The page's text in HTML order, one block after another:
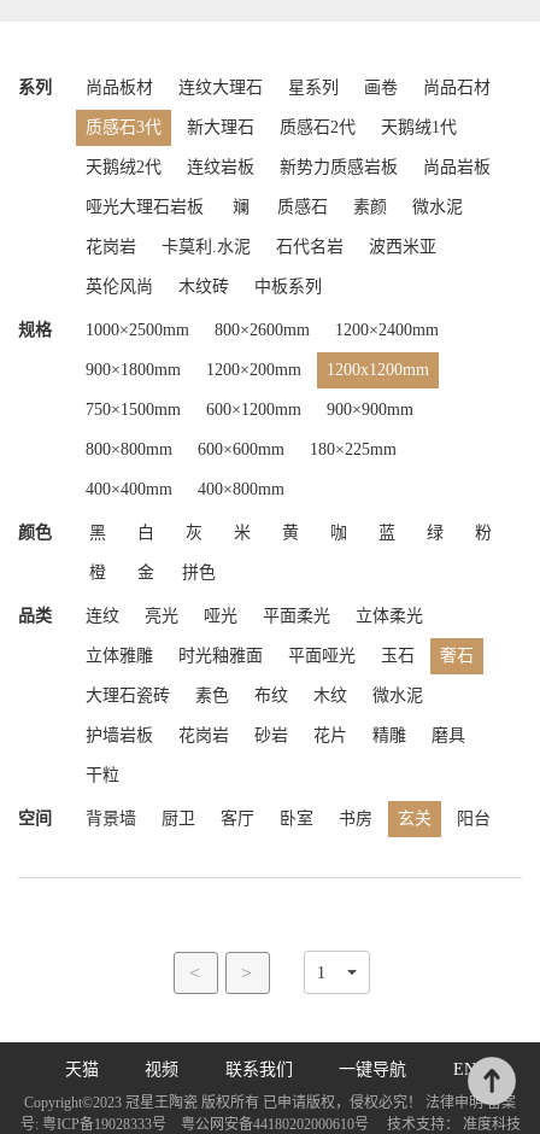
系列 尚品板材 连纹大理石 星系列 画卷 尚品石材
质感石3代 新大理石 质感石2代 天鹅绒1代
天鹅绒2代 连纹岩板 新势力质感岩板 尚品岩板
哑光大理石岩板 斓 质感石 素颜 微水泥
花岗岩 卡莫利.水泥 石代名岩 波西米亚
英伦风尚 木纹砖 中板系列
规格 1000×2500mm 800×2600mm 1200×2400mm
900×1800mm 1200×200mm 1200x1200mm
750×1500mm 600×1200mm 900×900mm
800×800mm 600×600mm 180×225mm
400×400mm 400×800mm
颜色 黑 白 灰 米 黄 咖 蓝 绿 粉
橙 金 拼色
品类 连纹 亮光 哑光 平面柔光 立体柔光
立体雅雕 时光釉雅面 平面哑光 玉石 奢石
大理石瓷砖 素色 布纹 木纹 微水泥
护墙岩板 花岗岩 砂岩 花片 精雕 磨具
干粒
空间 背景墙 厨卫 客厅 卧室 书房 玄关 阳台
< >
天猫 视频 联系我们 一键导航 EN
Copyright©2023 冠星王陶瓷 版权所有 已申请版权，侵权必究！ 法律申明 备案
号:粤ICP备19028333号 粤公网安备44180202000610号 技术支持： 准度科技